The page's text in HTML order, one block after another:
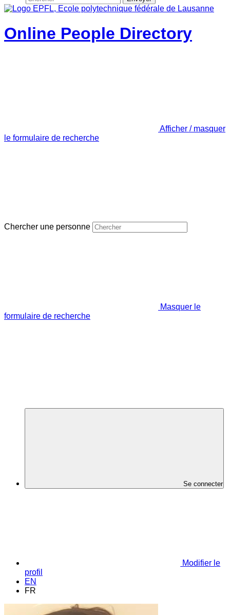
Online People Directory
Afficher / masquer
le formulaire de recherche
Chercher une personne
Masquer le
formulaire de recherche
Se connecter
Modifier le
profil
EN
FR